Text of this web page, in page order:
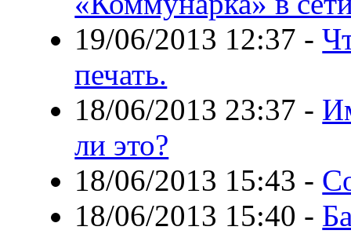
19/06/2013 12:37 -
печать.
18/06/2013 23:37 -
ли это?
18/06/2013 15:43 -
18/06/2013 15:40 -